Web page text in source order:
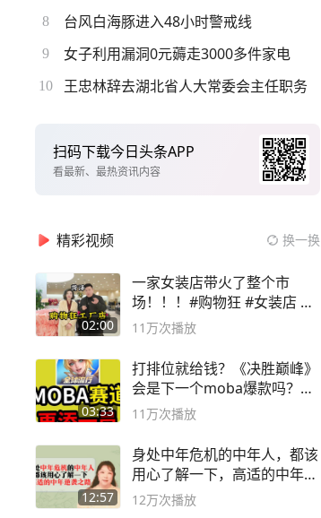
8 台风白海豚进入48小时警戒线
9 女子利用漏洞0元薅走3000多件家电
10 王忠林辞去湖北省人大常委会主任职务
扫码下载今日头条APP
看最新、最热资讯内容
精彩视频 换一换
02:00
一家女装店带火了整个市
场！！！#购物狂 #女装店 #
高品质女装
11万次播放
03:33
打排位就给钱？《决胜巅峰》
会是下一个moba爆款吗？#
决胜巅峰
11万次播放
12:57
身处中年危机的中年人，都该
用心了解一下，高适的中年逆
袭之路
12万次播放